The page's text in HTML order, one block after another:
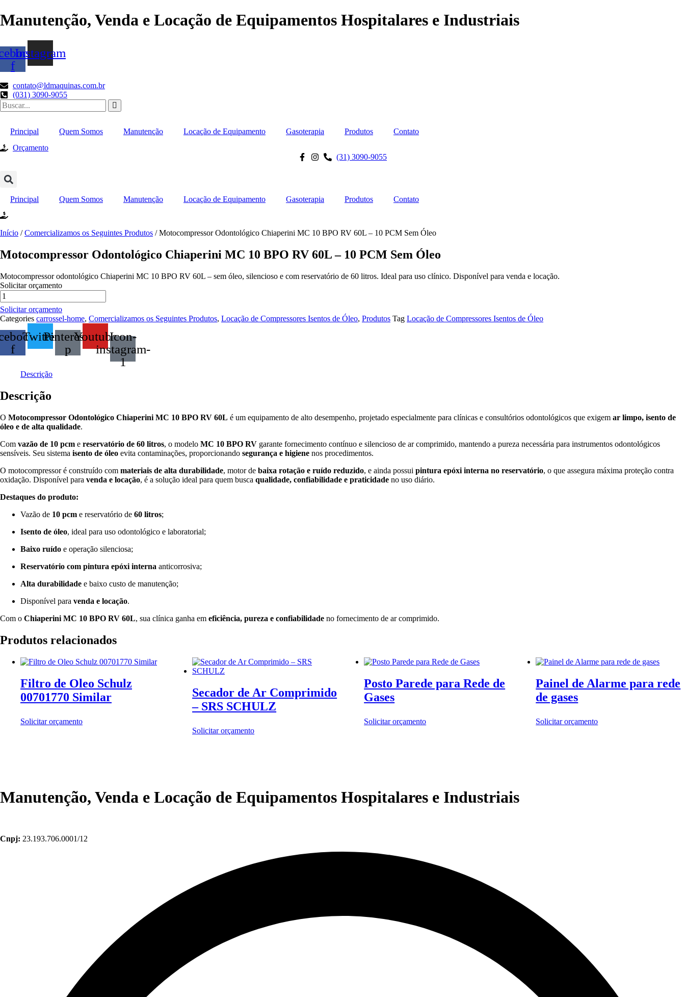
Ir
para
conteúdo
Manutenção, Venda e Locação de Equipamentos Hospitalares e Industriais
f
Instagram
contato@ldmaquinas.com.br
(031) 3090-9055
Principal Quem Somos Manutenção Locação de Equipamento Gasoterapia Produtos
Contato
Orçamento
(31) 3090-9055
Principal Quem Somos Manutenção Locação de Equipamento Gasoterapia Produtos Contato
Início /Comercializamos os Seguintes Produtos / Motocompressor Odontológico Chiaperini MC 10 BPO RV 60L – 10 PCM Sem Óleo
Motocompressor Odontológico Chiaperini MC 10 BPO RV 60L – 10 PCM Sem Óleo
Motocompressor odontológico Chiaperini MC 10 BPO RV 60L – sem óleo, silencioso e com reservatório de 60 litros. Ideal para uso clínico. Disponível para venda e locação.
Solicitar orçamento
Motocompressor
Odontológico
Chiaperini
MC
10
BPO
60L
Sem
quantidade
Solicitar orçamento
Categories carrossel-home, Comercializamos os Seguintes Produtos, Locação de Compressores Isentos de Óleo, Produtos Tag Locação de Compressores Isentos de Óleo
f
TwitterPinterest-
p
YoutubeIcon-
instagram-
1
Descrição
Descrição
O Motocompressor Odontológico Chiaperini MC 10 BPO RV 60L é um equipamento de alto desempenho, projetado especialmente para clínicas e consultórios odontológicos que exigem ar limpo, isento de
óleo e de alta qualidade.
Com vazão de 10 pcm e reservatório de 60 litros, o modelo MC 10 BPO RV garante fornecimento contínuo e silencioso de ar comprimido, mantendo a pureza necessária para instrumentos odontológicos
sensíveis. Seu sistema isento de óleo evita contaminações, proporcionando segurança e higiene nos procedimentos.
O motocompressor é construído com materiais de alta durabilidade, motor de baixa rotação e ruído reduzido, e ainda possui pintura epóxi interna no reservatório, o que assegura máxima proteção contra
oxidação. Disponível para venda e locação, é a solução ideal para quem busca qualidade, confiabilidade e praticidade no uso diário.
Destaques do produto:
Vazão de 10 pcm e reservatório de 60 litros;
Isento de óleo, ideal para uso odontológico e laboratorial;
Baixo ruído e operação silenciosa;
Reservatório com pintura epóxi interna anticorrosiva;
Alta durabilidade e baixo custo de manutenção;
Disponível para venda e locação.
Com o Chiaperini MC 10 BPO RV 60L, sua clínica ganha em eficiência, pureza e confiabilidade no fornecimento de ar comprimido.
Produtos relacionados
Filtro de Oleo Schulz
00701770 Similar
Solicitar orçamento
Secador de Ar Comprimido
– SRS SCHULZ
Solicitar orçamento
Posto Parede para Rede de
Gases
Solicitar orçamento
Painel de Alarme para rede
de gases
Solicitar orçamento
Manutenção, Venda e Locação de Equipamentos Hospitalares e Industriais
Cnpj: 23.193.706.0001/12